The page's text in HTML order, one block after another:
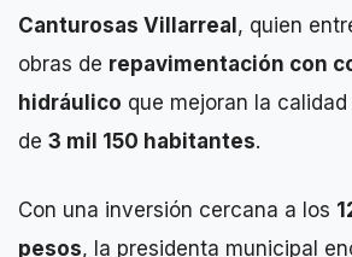
Canturosas Villarreal, quien
obras de repavimentación con
hidráulico que mejoran la
de 3 mil 150 habitantes.
Con una inversión cercana a los
pesos, la presidenta municipal